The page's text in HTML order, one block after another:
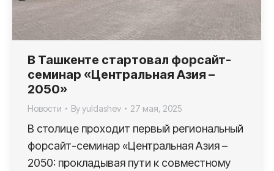
В Ташкенте стартовал форсайт-
семинар «Центральная Азия –
2050»
Новости Byyuldashev 27 мая, 2025
В столице проходит первый региональный
форсайт-семинар «Центральная Азия –
2050: прокладывая пути к совместному